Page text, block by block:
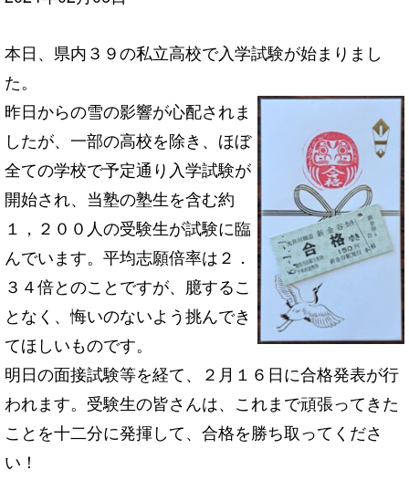
本日、県内３９の私立高校で入学試験が始まりまし
た。
昨日からの雪の影響が心配されま
したが、一部の高校を除き、ほぼ
全ての学校で予定通り入学試験が
開始され、当塾の塾生を含む約
１，２００人の受験生が試験に臨
んでいます。平均志願倍率は２．
３４倍とのことですが、臆するこ
となく、悔いのないよう挑んでき
てほしいものです。
明日の面接試験等を経て、２月１６日に合格発表が行
われます。受験生の皆さんは、これまで頑張ってきた
ことを十二分に発揮して、合格を勝ち取ってくださ
い！